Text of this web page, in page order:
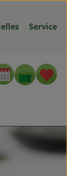
Service